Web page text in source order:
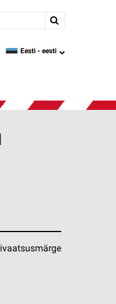
language
Eesti - eesti